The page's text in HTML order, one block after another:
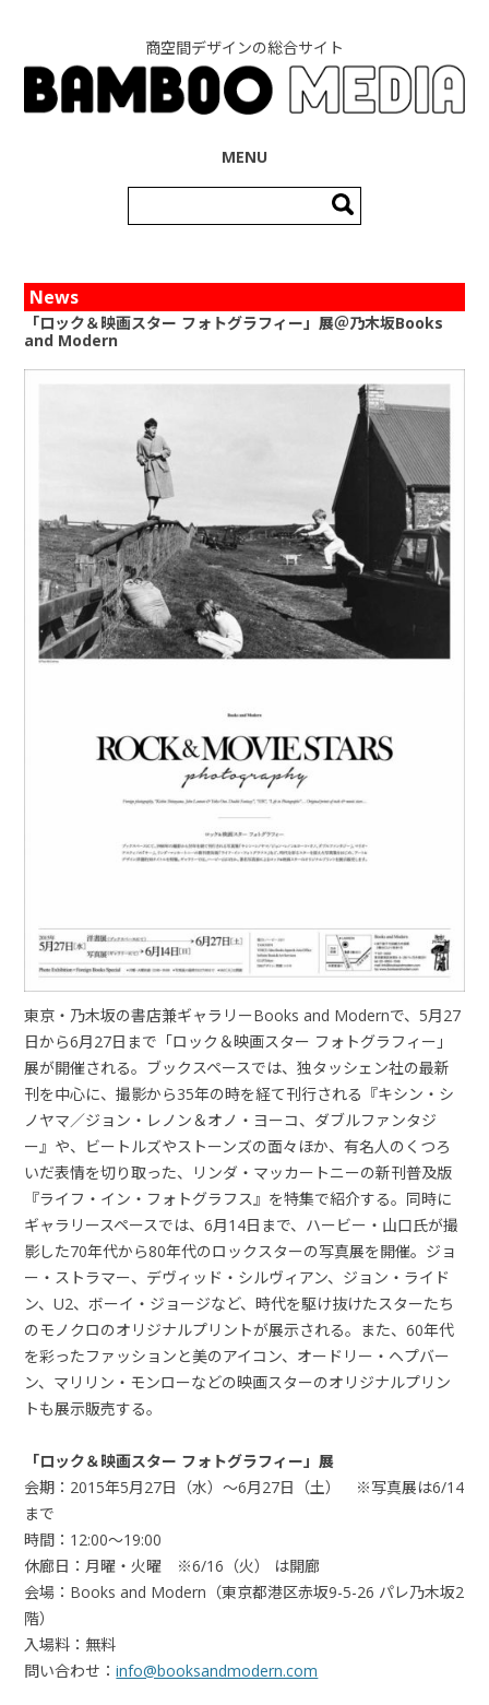
商空間デザインの総合サイト
MENU
索:
News
「ロック＆映画スター フォトグラフィー」展＠乃木坂Books
and Modern
東京・乃木坂の書店兼ギャラリーBooks and Modernで、5月27
日から6月27日まで「ロック＆映画スター フォトグラフィー」
展が開催される。ブックスペースでは、独タッシェン社の最新
刊を中心に、撮影から35年の時を経て刊行される『キシン・シ
ノヤマ／ジョン・レノン＆オノ・ヨーコ、ダブルファンタジ
ー』や、ビートルズやストーンズの面々ほか、有名人のくつろ
いだ表情を切り取った、リンダ・マッカートニーの新刊普及版
『ライフ・イン・フォトグラフス』を特集で紹介する。同時に
ギャラリースペースでは、6月14日まで、ハービー・山口氏が撮
影した70年代から80年代のロックスターの写真展を開催。ジョ
ー・ストラマー、デヴィッド・シルヴィアン、ジョン・ライド
ン、U2、ボーイ・ジョージなど、時代を駆け抜けたスターたち
のモノクロのオリジナルプリントが展示される。また、60年代
を彩ったファッションと美のアイコン、オードリー・ヘプバー
ン、マリリン・モンローなどの映画スターのオリジナルプリン
トも展示販売する。
「ロック＆映画スター フォトグラフィー」展
会期：2015年5月27日（水）～6月27日（土） ※写真展は6/14
まで
時間：12:00～19:00
休廊日：月曜・火曜 ※6/16（火） は開廊
会場：Books and Modern（東京都港区赤坂9-5-26 パレ乃木坂2
階）
入場料：無料
問い合わせ：info@booksandmodern.com